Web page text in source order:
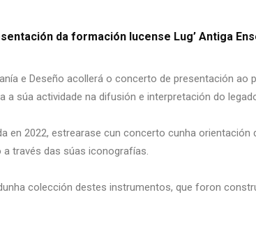
da formación lucense Lug’ Antiga
e Deseño acollerá o concerto de presentación
a súa actividade na difusión e interpretación do
en 2022, estrearase cun concerto cunha
a través das súas iconografías.
colección destes instrumentos, que foron